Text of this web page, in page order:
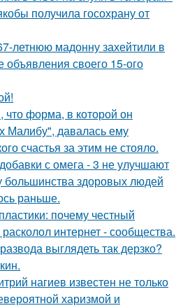
получила госохрану от
летнюю мадонну захейтили в
объявления своего 15-ого
что форма, в которой он
Малибу", давалась ему
счастья за этим не стояло.
с омега - 3 не улучшают
большинства здоровых людей
раньше.
почему честный
интернет - сообщества.
выглядеть так дерзко?
нагиев известен не только
харизмой и